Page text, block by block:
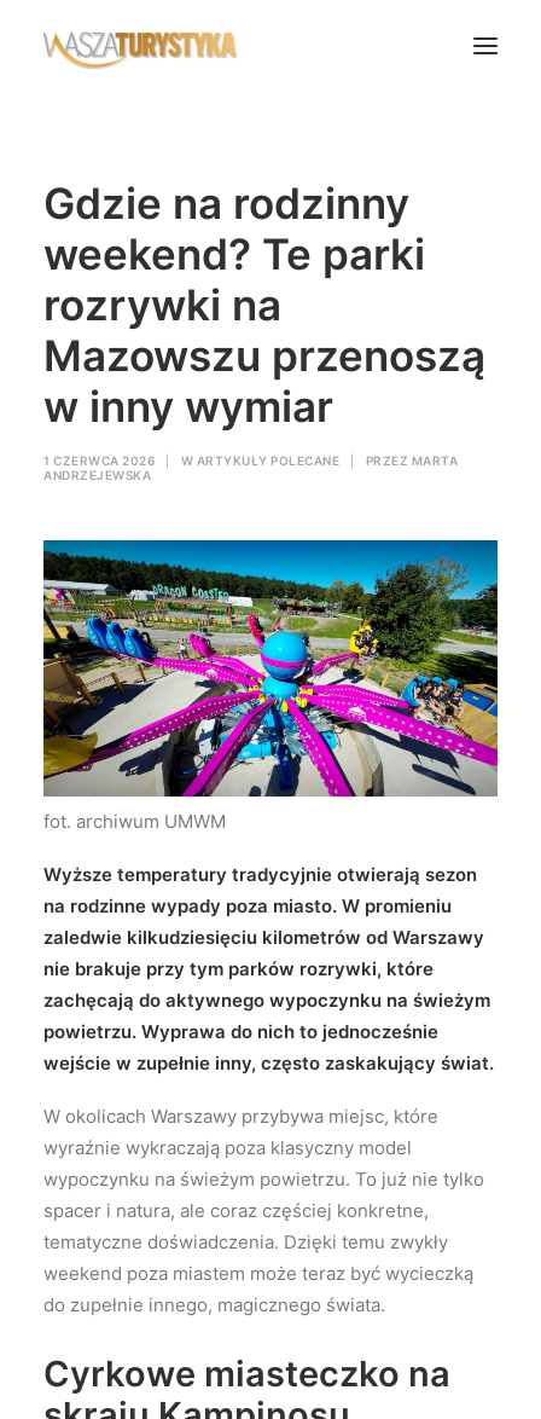
Biura podróży
Noclegi
Polska
Świat
Podcasty
Wasze Podróże
Wyszukiwanie
Gdzie na rodzinny
weekend? Te parki
rozrywki na
Mazowszu przenoszą
w inny wymiar
1 CZERWCA 2026 W ARTYKUŁY POLECANE PRZEZ MARTA
ANDRZEJEWSKA
fot. archiwum UMWM
Wyższe temperatury tradycyjnie otwierają sezon
na rodzinne wypady poza miasto. W promieniu
zaledwie kilkudziesięciu kilometrów od Warszawy
nie brakuje przy tym parków rozrywki, które
zachęcają do aktywnego wypoczynku na świeżym
powietrzu. Wyprawa do nich to jednocześnie
wejście w zupełnie inny, często zaskakujący świat.
W okolicach Warszawy przybywa miejsc, które
wyraźnie wykraczają poza klasyczny model
wypoczynku na świeżym powietrzu. To już nie tylko
spacer i natura, ale coraz częściej konkretne,
tematyczne doświadczenia. Dzięki temu zwykły
weekend poza miastem może teraz być wycieczką
do zupełnie innego, magicznego świata.
Cyrkowe miasteczko na